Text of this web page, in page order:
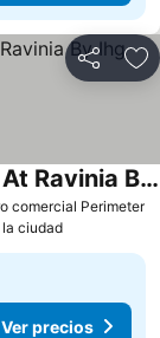
Compartir
comercial Perimeter
Crowne Plaza Atlanta Perimeter At Ravinia By Ihg
la ciudad
Ver precios